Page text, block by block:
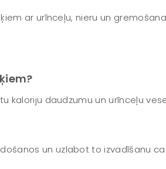
ar urīnceļu, nieru un
kaloriju daudzumu un urīnceļu
un uzlabot to izvadīšanu